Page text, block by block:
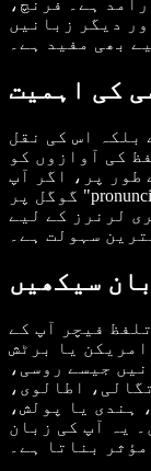
ہے۔ فرنچ،
دیگر زبانیں
بھی مفید ہے۔
کی اہمیت
بلکہ اس کی نقل
کی آوازوں کو
طور پر، اگر آپ
گوگل پر "pronunciation of a word" لکھیں تو آڈیو کے ساتھ
لرنرز کے لیے
سہولت ہے۔
سیکھیں
فیچر آپ کے
یا برٹش
جیسے روسی،
اطالوی،
ہندی یا پولش،
یہ آپ کی زبان
بناتا ہے۔